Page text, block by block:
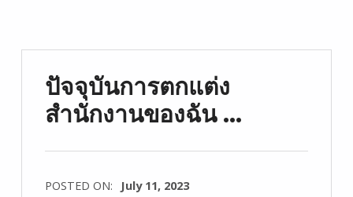
ปัจจุบันการตกแต่ง
สำนักงานของฉัน …
POSTED ON:
July 11, 2023